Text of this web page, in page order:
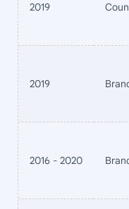
2019
2019
2016 - 2020